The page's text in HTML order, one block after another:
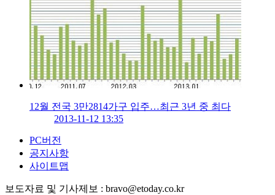
12월 전국 3만2814가구 입주…최근 3년 중 최다
2013-11-12 13:35
PC버전
공지사항
사이트맵
보도자료 및 기사제보 : bravo@etoday.co.kr